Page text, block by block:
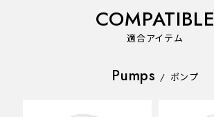
COMPATIBLE
適合アイテム
Pumps / ポンプ